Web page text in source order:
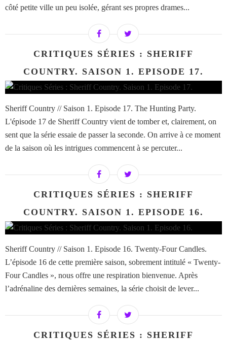
côté petite ville un peu isolée, gérant ses propres drames...
CRITIQUES SÉRIES : SHERIFF
COUNTRY. SAISON 1. EPISODE 17.
Sheriff Country // Saison 1. Episode 17. The Hunting Party.
L'épisode 17 de Sheriff Country vient de tomber et, clairement, on
sent que la série essaie de passer la seconde. On arrive à ce moment
de la saison où les intrigues commencent à se percuter...
CRITIQUES SÉRIES : SHERIFF
COUNTRY. SAISON 1. EPISODE 16.
Sheriff Country // Saison 1. Episode 16. Twenty-Four Candles.
L’épisode 16 de cette première saison, sobrement intitulé « Twenty-
Four Candles », nous offre une respiration bienvenue. Après
l’adrénaline des dernières semaines, la série choisit de lever...
CRITIQUES SÉRIES : SHERIFF